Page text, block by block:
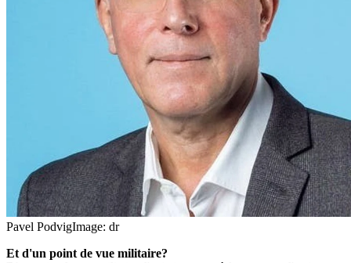
Pavel PodvigImage: dr
Et d'un point de vue militaire?